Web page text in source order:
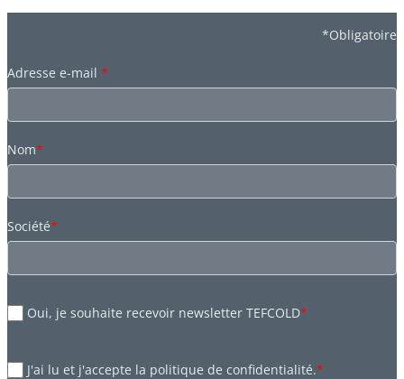
*Obligatoire
Adresse e-mail *
Nom*
Société*
Oui, je souhaite recevoir newsletter TEFCOLD*
J'ai lu et j'accepte la politique de confidentialité.*